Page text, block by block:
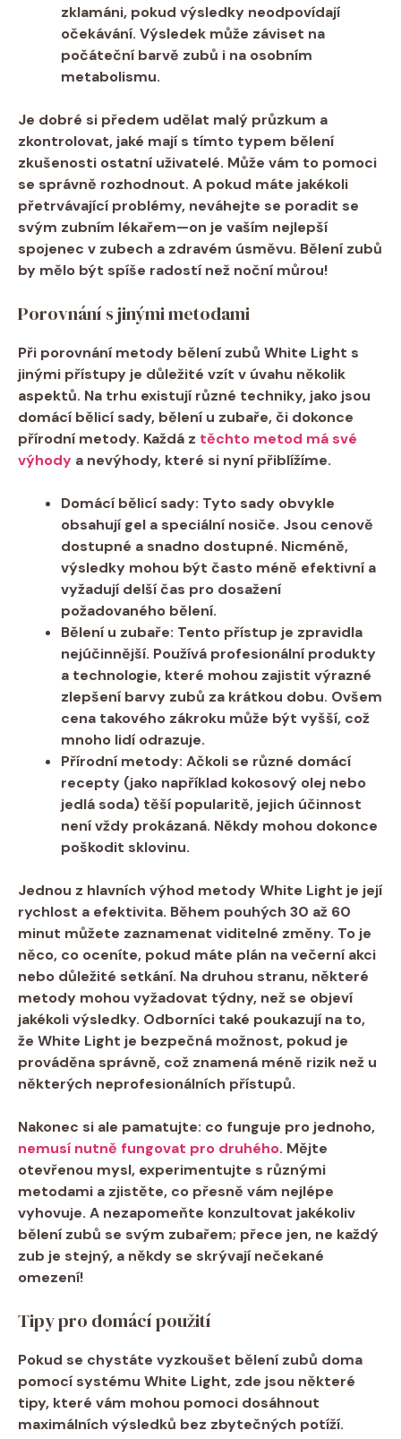
zklamáni, pokud⁣ výsledky neodpovídají
očekávání. Výsledek může záviset na
počáteční barvě ⁣zubů i na osobním
metabolismu.
Je dobré si předem udělat malý průzkum ‍a ​
zkontrolovat, jaké mají s tímto typem bělení
zkušenosti ostatní uživatelé. Může ⁣vám to pomoci
se správně rozhodnout. A pokud⁤ máte jakékoli
přetrvávající ⁢problémy, neváhejte​ se poradit se‍
svým zubním lékařem—on‌ je vaším nejlepší
spojenec v zubech a ​zdravém úsměvu. Bělení ​zubů
by ‌mělo být ⁣spíše radostí než noční můrou!
Porovnání s jinými metodami
Při ​porovnání metody bělení zubů White Light s‍
jinými přístupy je důležité vzít‌ v‍ úvahu několik
aspektů. Na trhu existují různé techniky, jako jsou
domácí bělicí sady, bělení u zubaře, či dokonce
přírodní metody. Každá z⁣ těchto metod má své
výhody a nevýhody, ⁢které ‍si nyní přiblížíme.
Domácí bělicí ⁣sady: Tyto sady​ obvykle
obsahují gel a speciální nosiče. ⁢Jsou‌ cenově
⁣dostupné a snadno dostupné.⁣ Nicméně,
výsledky mohou být často ⁤méně efektivní a
vyžadují​ delší čas pro dosažení
požadovaného bělení.
Bělení u zubaře: Tento přístup je zpravidla⁣
nejúčinnější. Používá profesionální produkty
a technologie, které mohou zajistit ‌výrazné
zlepšení barvy zubů ⁤za krátkou dobu. Ovšem
cena takového ⁤zákroku může ​být ⁤vyšší, což ​
mnoho lidí odrazuje.
Přírodní metody: Ačkoli se různé domácí
recepty (jako například kokosový olej nebo
jedlá⁣ soda) těší popularitě, jejich účinnost
není vždy ‌prokázaná. Někdy mohou ⁣dokonce⁤
poškodit sklovinu.
Jednou z ⁣hlavních výhod metody⁢ White​ Light je její
rychlost a ‌efektivita. Během pouhých 30 až 60‍
minut můžete zaznamenat viditelné změny. To⁣ je
‍něco, co oceníte, pokud máte plán⁣ na večerní akci
nebo důležité setkání. Na druhou stranu, ⁢některé
metody mohou vyžadovat týdny, než se objeví
jakékoli výsledky. Odborníci také poukazují na ⁢to,
že⁢ White Light je bezpečná možnost, pokud je
prováděna ⁣správně, což znamená méně⁣ rizik než u
některých neprofesionálních přístupů.
Nakonec si ale‍ pamatujte: co funguje pro jednoho,
nemusí nutně fungovat pro druhého. Mějte
otevřenou mysl, experimentujte s různými
metodami a zjistěte, co přesně vám nejlépe
vyhovuje. A nezapomeňte konzultovat jakékoliv
bělení zubů se svým zubařem; přece jen, ne každý
zub je stejný,​ a někdy se skrývají nečekané
omezení!
Tipy ⁢pro domácí použití
Pokud se chystáte vyzkoušet bělení zubů‍ doma
pomocí systému White Light, zde‌ jsou ‌některé
tipy, které vám‌ mohou pomoci dosáhnout
maximálních výsledků bez zbytečných potíží.